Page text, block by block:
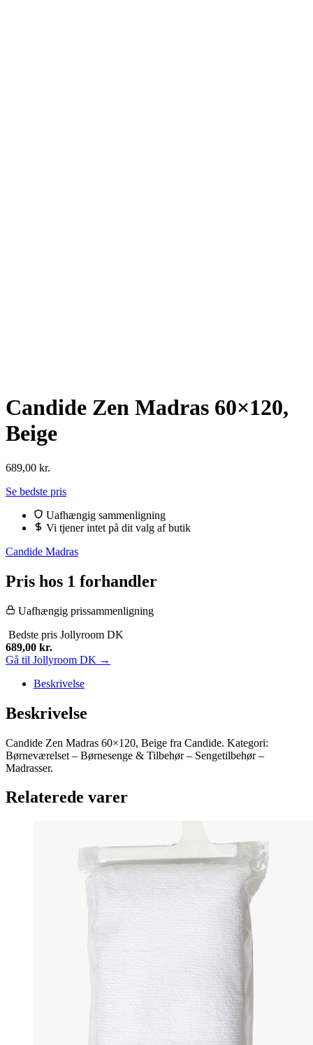
Candide Zen Madras 60×120,
Beige
689,00 kr.
Se bedste pris
Uafhængig sammenligning
Vi tjener intet på dit valg af butik
Candide Madras
Pris hos 1 forhandler
Uafhængig prissammenligning
Bedste pris Jollyroom DK
689,00 kr.
Gå til Jollyroom DK →
Beskrivelse
Beskrivelse
Candide Zen Madras 60×120, Beige fra Candide. Kategori:
Børneværelset – Børnesenge & Tilbehør – Sengetilbehør –
Madrasser.
Relaterede varer